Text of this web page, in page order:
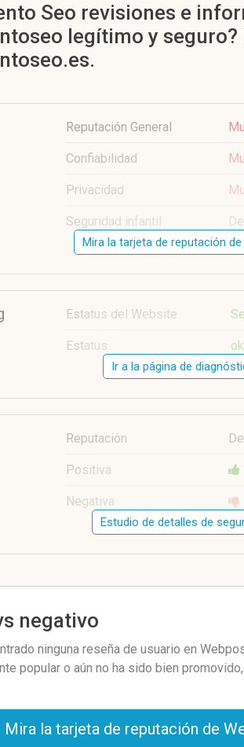
Seo revisiones e
legítimo y seguro?
Reputación General
Confiabilidad
Privacidad
Seguridad infantil
Mira la tarjeta de reputación de
Estatus del Website
Estatus ok
Ir a la página de
Reputación
Positiva
Negativa
Estudio de detalles de
negativo
ninguna reseña de usuario en
popular o aún no ha sido bien
Mira la tarjeta de reputación de